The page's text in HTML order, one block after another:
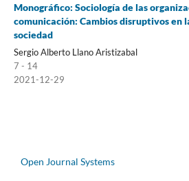
Monográfico: Sociología de las
comunicación: Cambios disruptivos en
sociedad
Sergio Alberto Llano Aristizabal
7 - 14
2021-12-29
Open Journal Systems